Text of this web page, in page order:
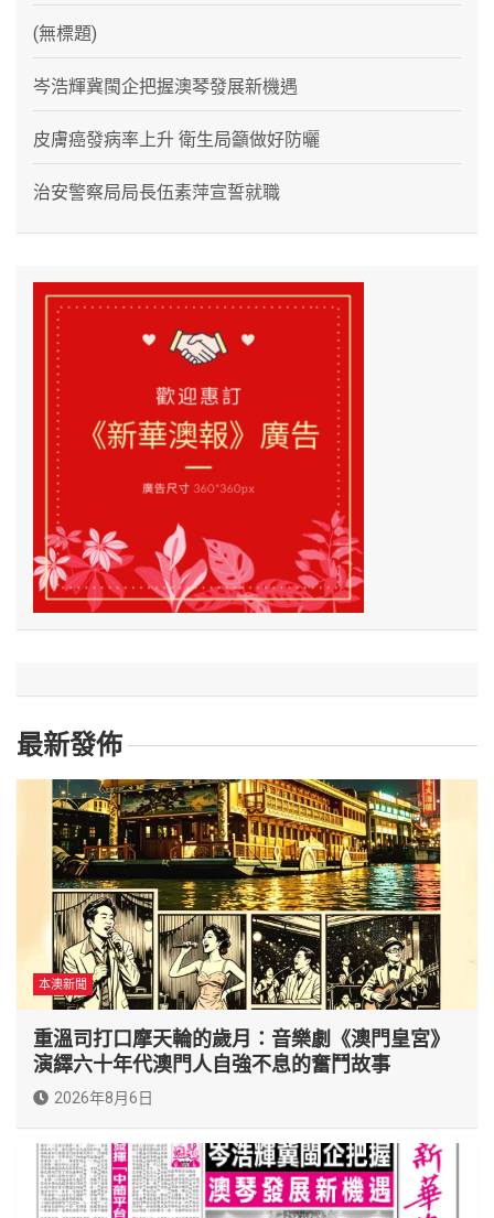
(無標題)
岑浩輝冀閩企把握澳琴發展新機遇
皮膚癌發病率上升 衛生局籲做好防曬
治安警察局局長伍素萍宣誓就職
最新發佈
本澳新聞
重溫司打口摩天輪的歲月：音樂劇《澳門皇宮》
演繹六十年代澳門人自強不息的奮鬥故事
2026年8月6日